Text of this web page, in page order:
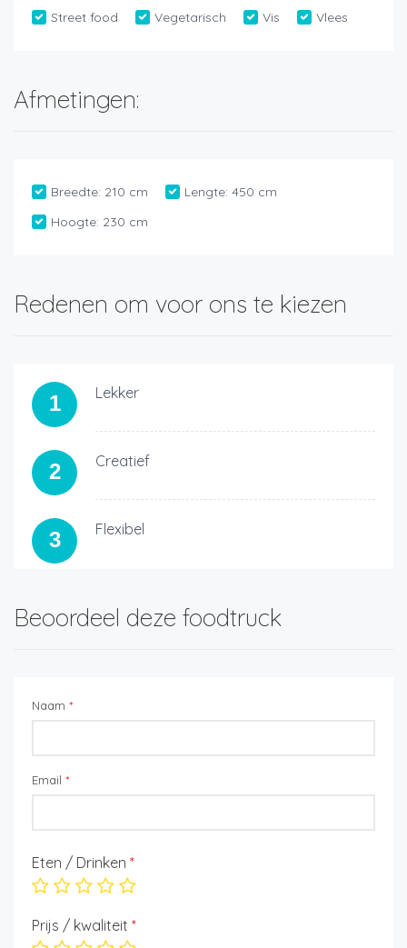
Street food Vegetarisch Vis Vlees
Afmetingen:
Breedte: 210 cm Lengte: 450 cm
Hoogte: 230 cm
Redenen om voor ons te kiezen
1 Lekker
2 Creatief
3 Flexibel
Beoordeel deze foodtruck
Naam *
Email *
Eten / Drinken *
Prijs / kwaliteit *